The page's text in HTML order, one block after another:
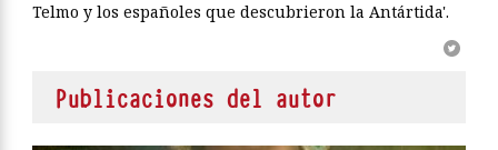
Telmo y los españoles que descubrieron la Antártida'.
Publicaciones del autor